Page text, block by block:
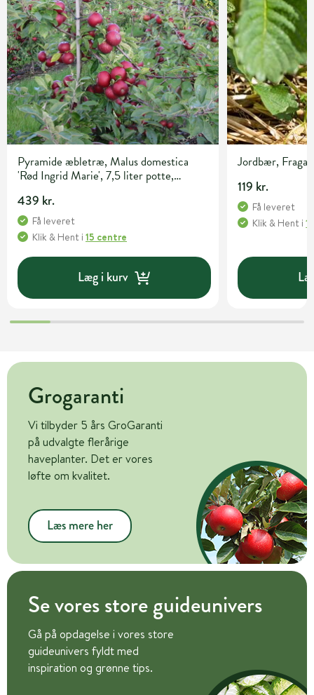
Pyramide æbletræ, Malus domestica
'Rød Ingrid Marie', 7,5 liter potte,
439 kr.
Få leveret
Klik & Hent i 15 centre
Læg i kurv
Jordbær,
119 kr.
Få leveret
Klik & Hent i
Grogaranti
Vi tilbyder 5 års GroGaranti
på udvalgte flerårige
haveplanter. Det er vores
løfte om kvalitet.
Læs mere her
Se vores store guideunivers
Gå på opdagelse i vores store
guideunivers fyldt med
inspiration og grønne tips.